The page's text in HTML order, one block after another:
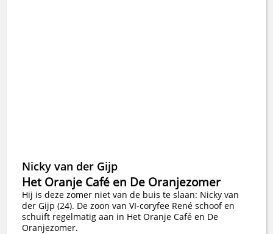
Nicky van der Gijp
Het Oranje Café en De Oranjezomer
Hij is deze zomer niet van de buis te slaan: Nicky van
der Gijp (24). De zoon van VI-coryfee René schoof en
schuift regelmatig aan in Het Oranje Café en De
Oranjezomer.